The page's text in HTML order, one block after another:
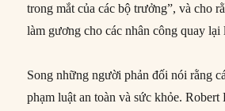
trong mắt của các bộ trưởng”, và cho
làm gương cho các nhân công quay lại
Song những người phản đối nói rằng
phạm luật an toàn và sức khỏe.